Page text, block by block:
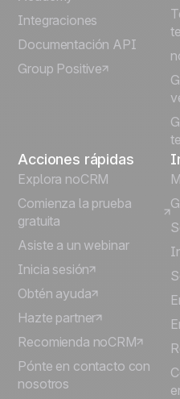
Italiano
Deutsch
Integraciones
Documentación API
Group Positive
Acciones rápidas
Explora noCRM
Comienza la prueba
gratuita
Asiste a un webinar
Inicia sesión
Obtén ayuda
Hazte partner
Recomienda noCRM
Pónte en contacto con
nosotros